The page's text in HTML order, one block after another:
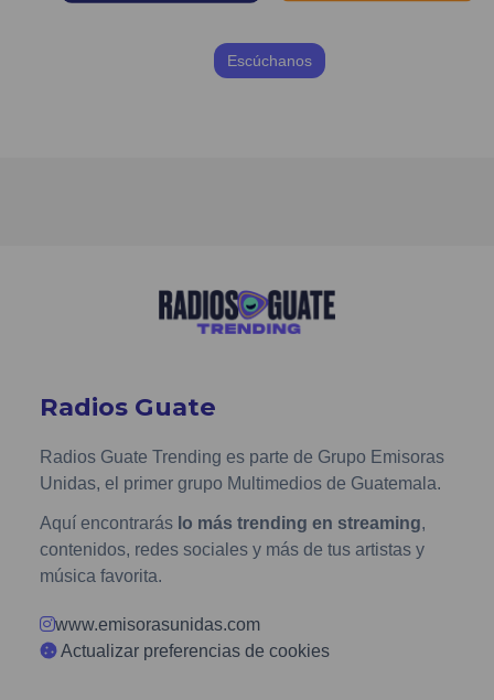
Escúchanos
Radios Guate
Radios Guate Trending es parte de Grupo Emisoras
Unidas, el primer grupo Multimedios de Guatemala.
Aquí encontrarás lo más trending en streaming,
contenidos, redes sociales y más de tus artistas y
música favorita.
www.emisorasunidas.com
Actualizar preferencias de cookies